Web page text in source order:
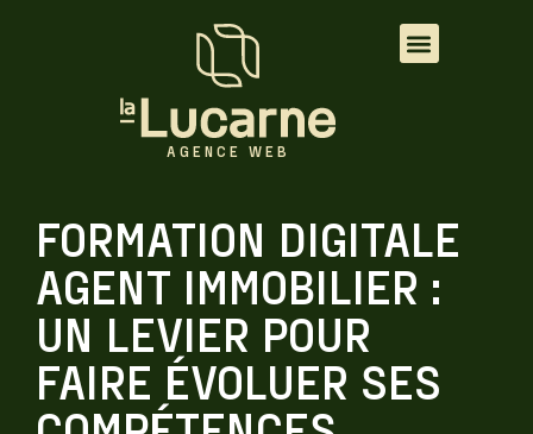
AGENCE WEB
FORMATION DIGITALE
AGENT IMMOBILIER :
UN LEVIER POUR
FAIRE ÉVOLUER SES
AGENCE WEB